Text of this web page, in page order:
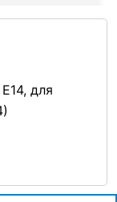
для